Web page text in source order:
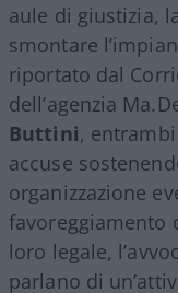
aule di giustizia,
smontare
riportato dal
dell’agenzia
Buttini,
accuse
organizzazione
favoreggiamento
loro legale,
parlano di